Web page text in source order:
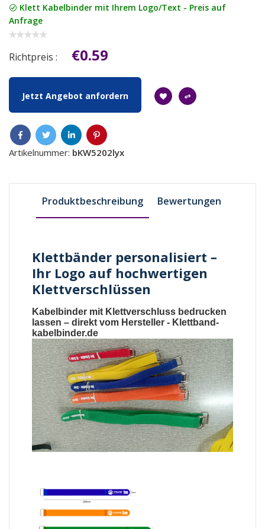
Klett Kabelbinder mit Ihrem Logo/Text - Preis auf
Anfrage
Richtpreis : €0.59
Jetzt Angebot anfordern
Artikelnummer: bKW5202lyx
Produktbeschreibung Bewertungen
Klettbänder personalisiert –
Ihr Logo auf hochwertigen
Klettverschlüssen
Kabelbinder mit Klettverschluss bedrucken
lassen – direkt vom Hersteller - Klettband-
kabelbinder.de